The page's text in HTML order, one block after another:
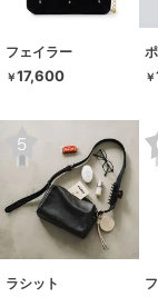
フェイラー
￥17,600 ￥
ラシット